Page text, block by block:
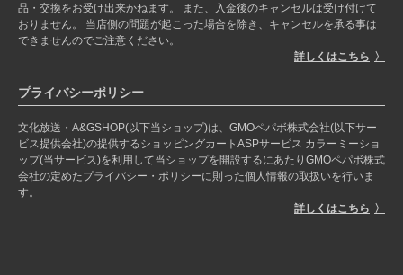
品・交換をお受け出来かねます。 また、入金後のキャンセルは受け付けて
おりません。 当店側の問題が起こった場合を除き、キャンセルを承る事は
できませんのでご注意ください。
詳しくはこちら
プライバシーポリシー
文化放送・A&GSHOP(以下当ショップ)は、GMOペパボ株式会社(以下サー
ビス提供会社)の提供するショッピングカートASPサービス カラーミーショ
ップ(当サービス)を利用して当ショップを開設するにあたりGMOペパボ株式
会社の定めたプライバシー・ポリシーに則った個人情報の取扱いを行いま
す。
詳しくはこちら